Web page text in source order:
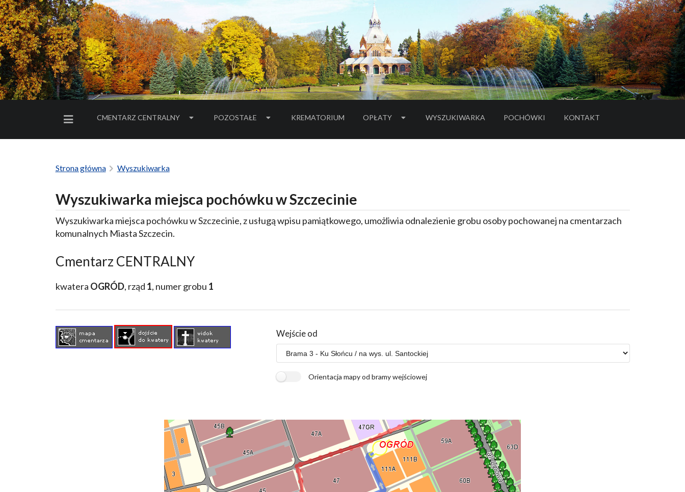
MENU BOCZNE
CMENTARZ CENTRALNY POZOSTAŁE KREMATORIUM OPŁATY WYSZUKIWARKA POCHÓWKI
- LINK DO SERWISU ZEWNĘTRZNEGO
KONTAKT
Strona główna Wyszukiwarka
Wyszukiwarka miejsca pochówku w Szczecinie
Wyszukiwarka miejsca pochówku w Szczecinie, z usługą wpisu pamiątkowego, umożliwia odnalezienie grobu osoby pochowanej na cmentarzach
komunalnych Miasta Szczecin.
Cmentarz CENTRALNY
kwatera OGRÓD, rząd 1, numer grobu 1
Wejście od
Orientacja mapy od bramy wejściowej